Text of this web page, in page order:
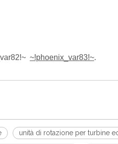
~!phoenix_var83!~.
unità di rotazione per turbine